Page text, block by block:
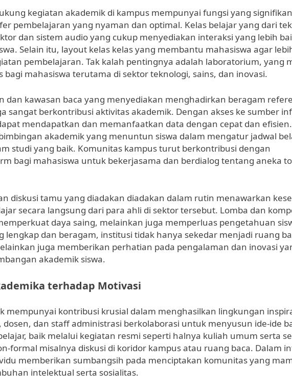
kegiatan akademik di kampus mempunyai fungsi yang
pembelajaran yang nyaman dan optimal. Kelas belajar yang dari
dan sistem audio yang cukup menyediakan interaksi yang lebih
Selain itu, layout kelas kelas yang membantu mahasiswa agar
pembelajaran. Tak kalah pentingnya adalah laboratorium, yang
bagi mahasiswa terutama di sektor teknologi, sains, dan inovasi.
dan kawasan baca yang menyediakan menghadirkan beragam
sangat berkontribusi aktivitas akademik. Dengan akses ke sumber
mendapatkan dan memanfaatkan data dengan cepat dan
akademik yang menuntun siswa dalam mengatur jadwal
studi yang baik. Komunitas kampus turut berkontribusi dengan
bagi mahasiswa untuk bekerjasama dan berdialog tentang aneka
diskusi tamu yang diadakan diadakan dalam rutin menawarkan
secara langsung dari para ahli di sektor tersebut. Lomba dan
daya saing, melainkan juga memperluas pengetahuan
lengkap dan beragam, institusi tidak hanya sekedar menjadi ruang
juga memberikan perhatian pada pengalaman dan inovasi
akademik siswa.
terhadap Motivasi
mempunyai kontribusi krusial dalam menghasilkan lingkungan
dosen, dan staff administrasi berkolaborasi untuk menyusun ide-ide
baik melalui kegiatan resmi seperti halnya kuliah umum serta
formal misalnya diskusi di koridor kampus atau ruang baca. Dalam
memberikan sumbangsih pada menciptakan komunitas yang
intelektual serta sosialitas.